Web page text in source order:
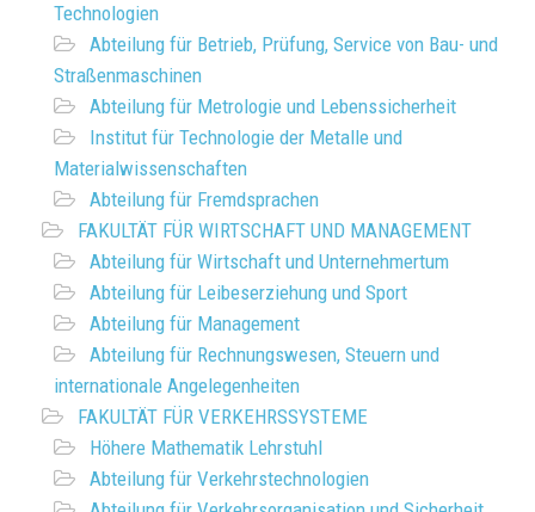
Technologien
Abteilung für Betrieb, Prüfung, Service von Bau- und
Straßenmaschinen
Abteilung für Metrologie und Lebenssicherheit
Institut für Technologie der Metalle und
Materialwissenschaften
Abteilung für Fremdsprachen
FAKULTÄT FÜR WIRTSCHAFT UND MANAGEMENT
Abteilung für Wirtschaft und Unternehmertum
Abteilung für Leibeserziehung und Sport
Abteilung für Management
Abteilung für Rechnungswesen, Steuern und
internationale Angelegenheiten
FAKULTÄT FÜR VERKEHRSSYSTEME
Höhere Mathematik Lehrstuhl
Abteilung für Verkehrstechnologien